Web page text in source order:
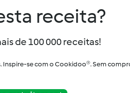
receita?
de 100 000 receitas!
Inspire-se com o Cookidoo®. Sem